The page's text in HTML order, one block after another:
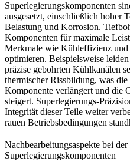
Superlegierungskomponenten
ausgesetzt, einschließlich hoher
Belastung und Korrosion.
Komponenten für maximale
Merkmale wie Kühleffizienz
optimieren. Beispielsweise
präzise gebohrten Kühlkanälen
thermischer Rissbildung, was
Komponente verlängert und die
steigert. Superlegierungs-
Integrität dieser Teile weiter
rauen Betriebsbedingungen
Nachbearbeitungsaspekte bei
Superlegierungskomponenten